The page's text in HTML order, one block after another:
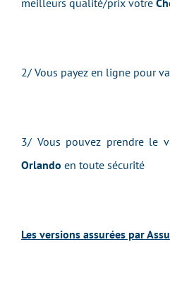
meilleurs qualité/prix votre
2/ Vous payez en ligne pour
3/ Vous pouvez prendre le
Orlando en toute sécurité
Les versions assurées par